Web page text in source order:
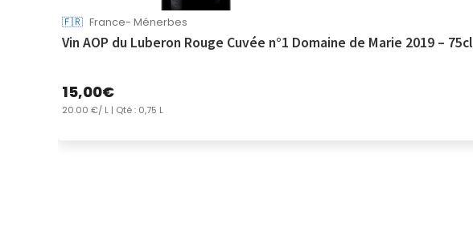
🇫🇷 France- Ménerbes
Vin AOP du Luberon Rouge Cuvée n°1 Domaine de Marie 2019 – 75cl
15,00€
20.00 €/ L| Qté : 0,75 L